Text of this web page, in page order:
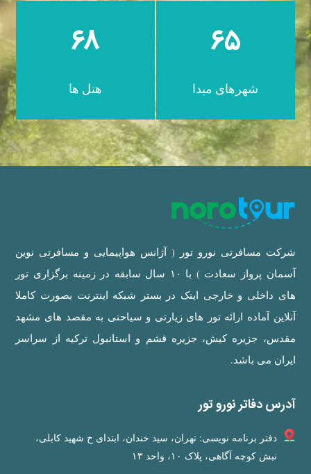
۶۵
شهرهای مبدا
۶۸
هتل ها
شرکت مسافرتی نورو تور ( آژانس هواپیمایی و مسافرتی نوین
آسمان پرواز سعادت ) با ۱۰ سال سابقه در زمینه برگزاری تور
های داخلی و خارجی اینک در بستر شبکه اینترنت بصورت کاملا
آنلاین آماده ارائه تور های زیارتی و سیاحتی به مقصد های مشهد
مقدس، جزیره کیش، جزیره قشم و استانبول ترکیه از سراسر
ایران می باشد.
آدرس دفاتر نورو تور
دفتر برنامه نویسی: تهران، سید خندان، ابتدای خ شهید کابلی،
نبش کوچه آگاهی، پلاک ۱۰، واحد ۱۳